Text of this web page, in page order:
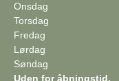
Onsdag
Torsdag
Fredag
Lørdag
Søndag
Uden for åbningstid,